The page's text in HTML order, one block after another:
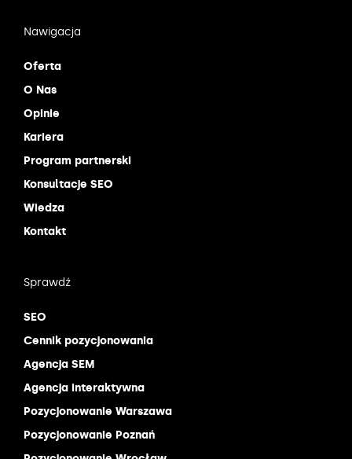
Nawigacja
Oferta
O Nas
Opinie
Kariera
Program partnerski
Konsultacje SEO
Wiedza
Kontakt
Sprawdź
SEO
Cennik pozycjonowania
Agencja SEM
Agencja interaktywna
Pozycjonowanie Warszawa
Pozycjonowanie Poznań